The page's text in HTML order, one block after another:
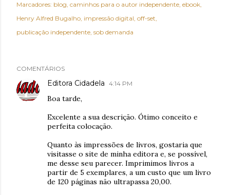
Marcadores: blog caminhos para o autor independente ebook
Henry Alfred Bugalho impressão digital off-set
publicação independente sob demanda
COMENTÁRIOS
Editora Cidadela 4:14 PM
Boa tarde,
Excelente a sua descrição. Ótimo conceito e
perfeita colocação.
Quanto às impressões de livros, gostaria que
visitasse o site de minha editora e, se possível,
me desse seu parecer. Imprimimos livros a
partir de 5 exemplares, a um custo que um livro
de 120 páginas não ultrapassa 20,00.